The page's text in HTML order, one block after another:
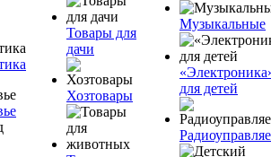
Товары для
дачи
Хозтовары
Музыкальные
для детей